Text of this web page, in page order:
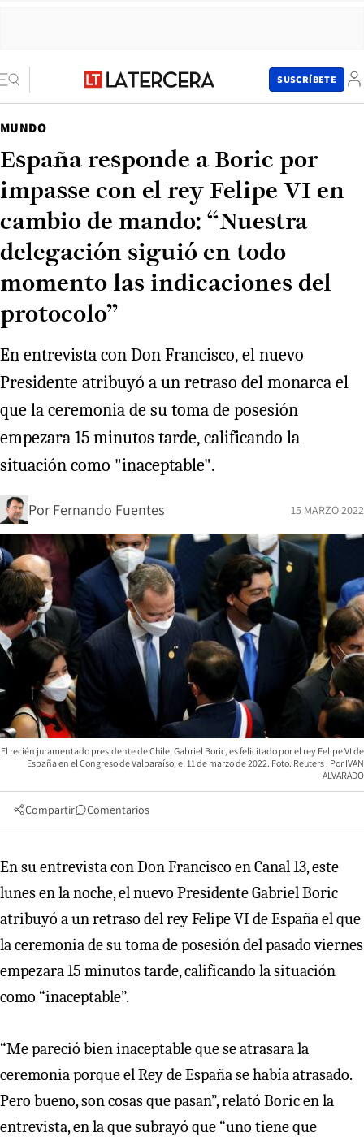
SUSCRÍBETE
MUNDO
España responde a Boric por
impasse con el rey Felipe VI en
cambio de mando: “Nuestra
delegación siguió en todo
momento las indicaciones del
protocolo”
En entrevista con Don Francisco, el nuevo
Presidente atribuyó a un retraso del monarca el
que la ceremonia de su toma de posesión
empezara 15 minutos tarde, calificando la
situación como "inaceptable".
Por Fernando Fuentes 15 MARZO 2022
El recién juramentado presidente de Chile, Gabriel Boric, es felicitado por el rey Felipe VI de
España en el Congreso de Valparaíso, el 11 de marzo de 2022. Foto: Reuters
IVAN
ALVARADO
Compartir Comentarios
En su entrevista con Don Francisco en Canal 13, este
lunes en la noche, el nuevo Presidente Gabriel Boric
atribuyó a un retraso del rey Felipe VI de España el que
la ceremonia de su toma de posesión del pasado viernes
empezara 15 minutos tarde, calificando la situación
como “inaceptable”.
“Me pareció bien inaceptable que se atrasara la
ceremonia porque el Rey de España se había atrasado.
Pero bueno, son cosas que pasan”, relató Boric en la
entrevista, en la que subrayó que “uno tiene que